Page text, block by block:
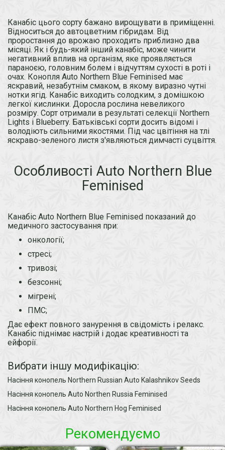
Канабіс цього сорту бажано вирощувати в приміщенні.
Відноситься до автоцветним гібридам. Від
проростання до врожаю проходить приблизно два
місяці. Як і будь-який інший канабіс, може чинити
негативний вплив на організм, яке проявляється
параноєю, головним болем і відчуттям сухості в роті і
очах. Конопля Auto Northern Blue Feminised має
яскравий, незабутнім смаком, в якому виразно чутні
нотки ягід. Канабіс виходить солодким, з домішкою
легкої кислинки. Доросла рослина невеликого
розміру. Сорт отримали в результаті селекції Northern
Lights і Blueberry. Батьківські сорти досить відомі і
володіють сильними якостями. Під час цвітіння на тлі
яскраво-зеленого листя з'являються димчасті суцвіття.
Особливості Auto Northern Blue
Feminised
Канабіс Auto Northern Blue Feminised показаний до
медичного застосування при:
онкології;
стресі;
тривозі;
безсонні;
мігрені;
ПМС;
Дає ефект повного занурення в свідомість і релакс.
Канабіс піднімає настрій і додає креативності та
ейфорії.
Вибрати іншу модифікацію:
Насіння конопель Northern Russian Auto Kalashnikov Seeds
Насіння конопель Auto Northen Russia Feminised
Насіння конопель Auto Northern Hog Feminised
Рекомендуємо